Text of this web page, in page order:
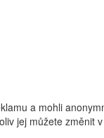
a mohli
jej můžete